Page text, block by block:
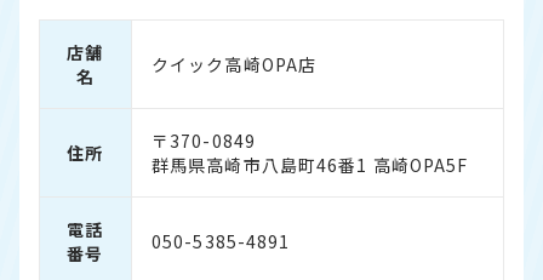
店舗
名
クイック高崎OPA店
住所
〒370-0849
群馬県高崎市八島町46番1 高崎OPA5F
電話
番号
050-5385-4891